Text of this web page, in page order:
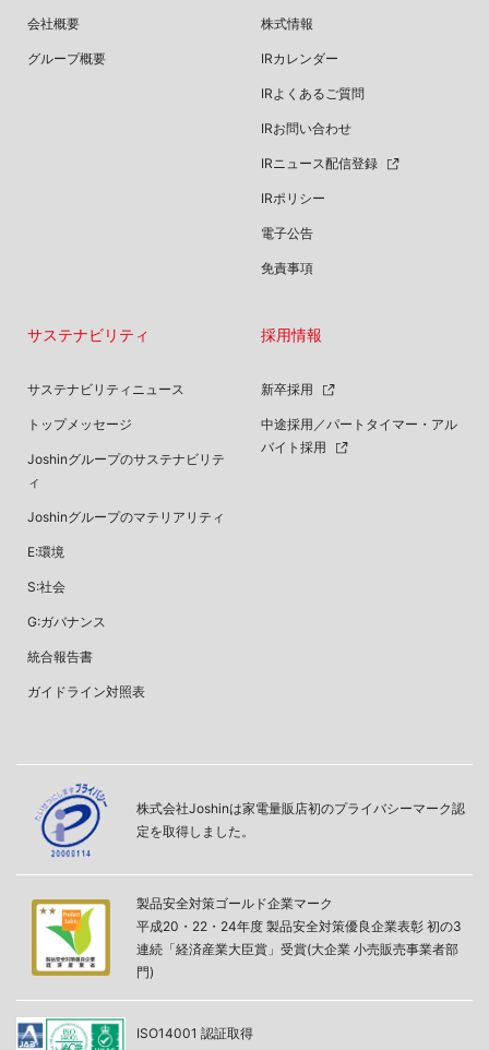
会社概要
グループ概要
株式情報
IRカレンダー
IRよくあるご質問
IRお問い合わせ
IRニュース配信登録
IRポリシー
電子公告
免責事項
サステナビリティ
サステナビリティニュース
トップメッセージ
Joshinグループのサステナビリテ
ィ
Joshinグループのマテリアリティ
E:環境
S:社会
G:ガバナンス
統合報告書
ガイドライン対照表
採用情報
新卒採用
中途採用／パートタイマー・アル
バイト採用
株式会社Joshinは家電量販店初のプライバシーマーク認
定を取得しました。
製品安全対策ゴールド企業マーク
平成20・22・24年度 製品安全対策優良企業表彰 初の3
連続「経済産業大臣賞」受賞(大企業 小売販売事業者部
門)
ISO14001 認証取得